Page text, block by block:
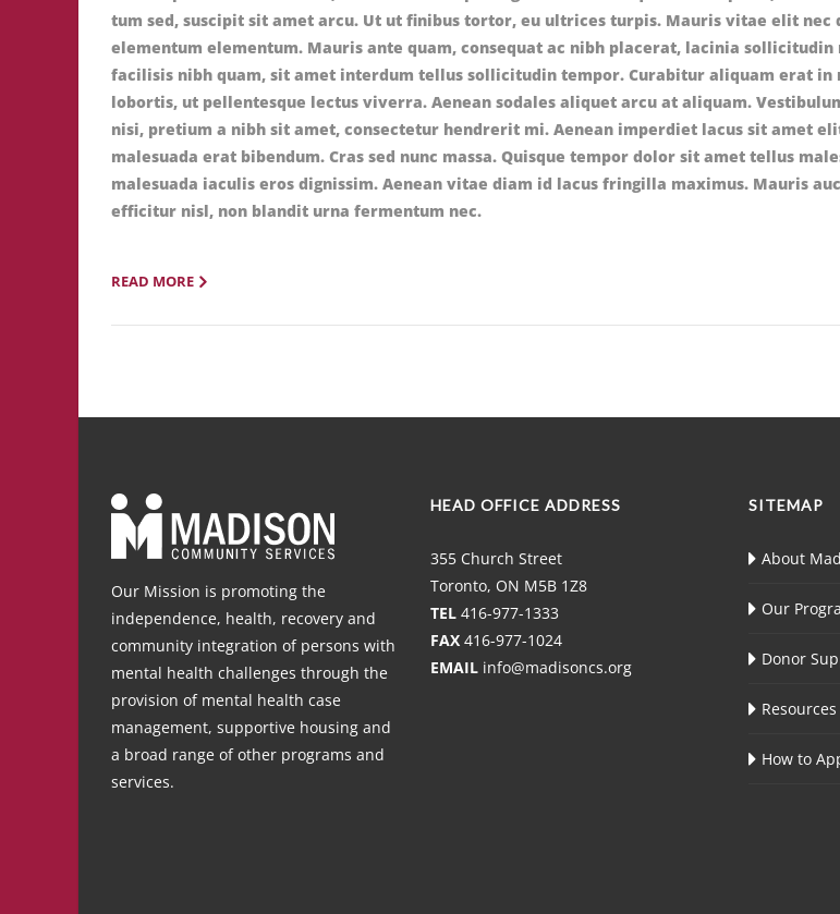
tum sed, suscipit sit amet arcu. Ut ut finibus tortor, eu ultrices turpis. Mauris vitae elit nec
elementum elementum. Mauris ante quam, consequat ac nibh placerat, lacinia sollicitudin
facilisis nibh quam, sit amet interdum tellus sollicitudin tempor. Curabitur aliquam erat in
lobortis, ut pellentesque lectus viverra. Aenean sodales aliquet arcu at aliquam.
nisi, pretium a nibh sit amet, consectetur hendrerit mi. Aenean imperdiet lacus sit amet
malesuada erat bibendum. Cras sed nunc massa. Quisque tempor dolor sit amet tellus
malesuada iaculis eros dignissim. Aenean vitae diam id lacus fringilla maximus. Mauris
efficitur nisl, non blandit urna fermentum nec.
READ MORE
Our Mission is promoting the
independence, health, recovery and
community integration of persons with
mental health challenges through the
provision of mental health case
management, supportive housing and
a broad range of other programs and
services.
HEAD OFFICE ADDRESS
355 Church Street
Toronto, ON M5B 1Z8
TEL416-977-1333
FAX416-977-1024
EMAIL info@madisoncs.org
SITEMAP
About
Our
Donor
Resources
How to